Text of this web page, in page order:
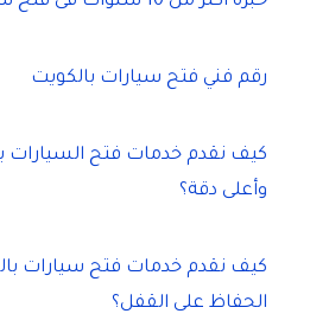
رقم فني فتح سيارات بالكويت
كيف نقدم خدمات فتح السيارات
وأعلى دقة؟
كيف نقدم خدمات فتح سيارات
الحفاظ على القفل؟